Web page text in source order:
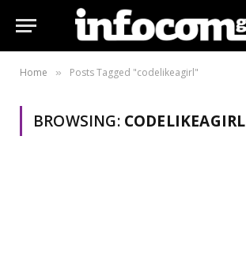
Home » Posts Tagged "codelikeagirl"
BROWSING: CODELIKEAGIRL